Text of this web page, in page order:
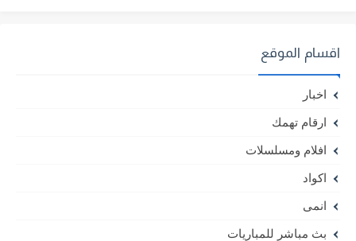
اقسام الموقع
اخبار
ارقام تهمك
افلام ومسلسلات
اكواد
انمى
بث مباشر للمباريات